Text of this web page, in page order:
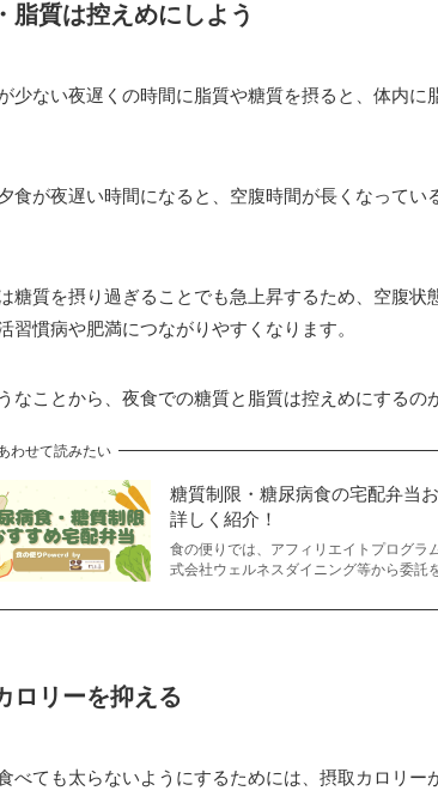
脂質は控えめにしよう
少ない夜遅くの時間に脂質や糖質を摂ると、体内に
食が夜遅い時間になると、空腹時間が長くなって
糖質を摂り過ぎることでも急上昇するため、空腹
習慣病や肥満につながりやすくなります。
なことから、夜食での糖質と脂質は控えめにするの
わせて読みたい
糖質制限・糖尿病食の宅配弁当
詳しく紹介！
食の便りでは、アフィリエイトプログラ
式会社ウェルネスダイニング等から委託
ロリーを抑える
べても太らないようにするためには、摂取カロリー